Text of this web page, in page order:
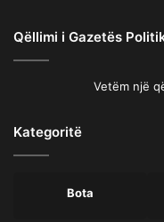
Qëllimi i Gazetës
Vetëm një
Kategoritë
Bota